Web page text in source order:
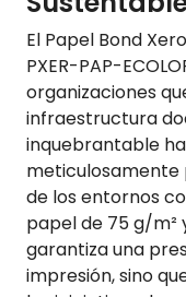
El Papel Bond
PXER-PAP-
organizaciones
infraestructura
inquebrantable
meticulosamente
de los entornos
papel de 75 g/m²
garantiza una
impresión, sino